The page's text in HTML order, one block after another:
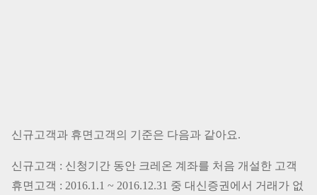
신규고객과 휴면고객의 기준은 다음과 같아요.
신규고객 : 신청기간 동안 크레온 계좌를 처음 개설한 고객
휴면고객 : 2016.1.1 ~ 2016.12.31 중 대신증권에서 거래가 없